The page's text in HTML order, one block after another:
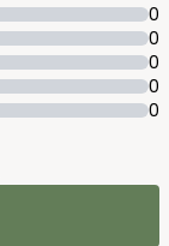
0
0
0
0
0